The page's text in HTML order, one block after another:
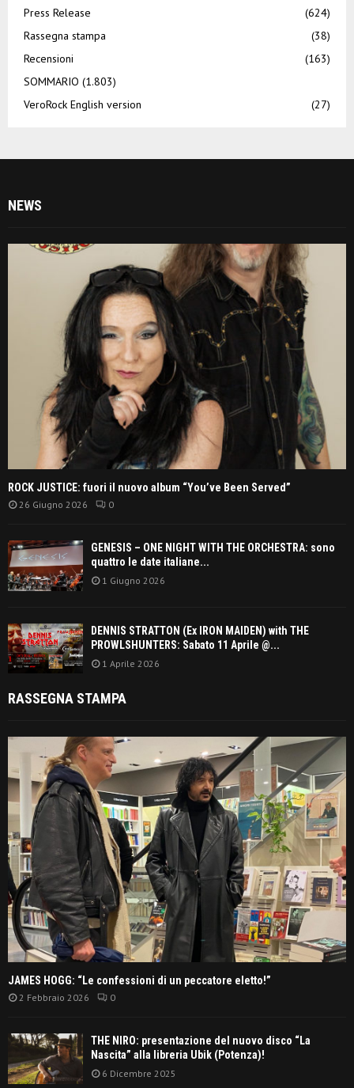
Press Release
(624)
Rassegna stampa
(38)
Recensioni
(163)
SOMMARIO (1.803)
VeroRock English version
(27)
NEWS
ROCK JUSTICE: fuori il nuovo album “You’ve Been Served”
26 Giugno 2026 0
GENESIS – ONE NIGHT WITH THE ORCHESTRA: sono
quattro le date italiane...
1 Giugno 2026
DENNIS STRATTON (Ex IRON MAIDEN) with THE
PROWLSHUNTERS: Sabato 11 Aprile @...
1 Aprile 2026
RASSEGNA STAMPA
JAMES HOGG: “Le confessioni di un peccatore eletto!”
2 Febbraio 2026 0
THE NIRO: presentazione del nuovo disco “La
Nascita” alla libreria Ubik (Potenza)!
6 Dicembre 2025